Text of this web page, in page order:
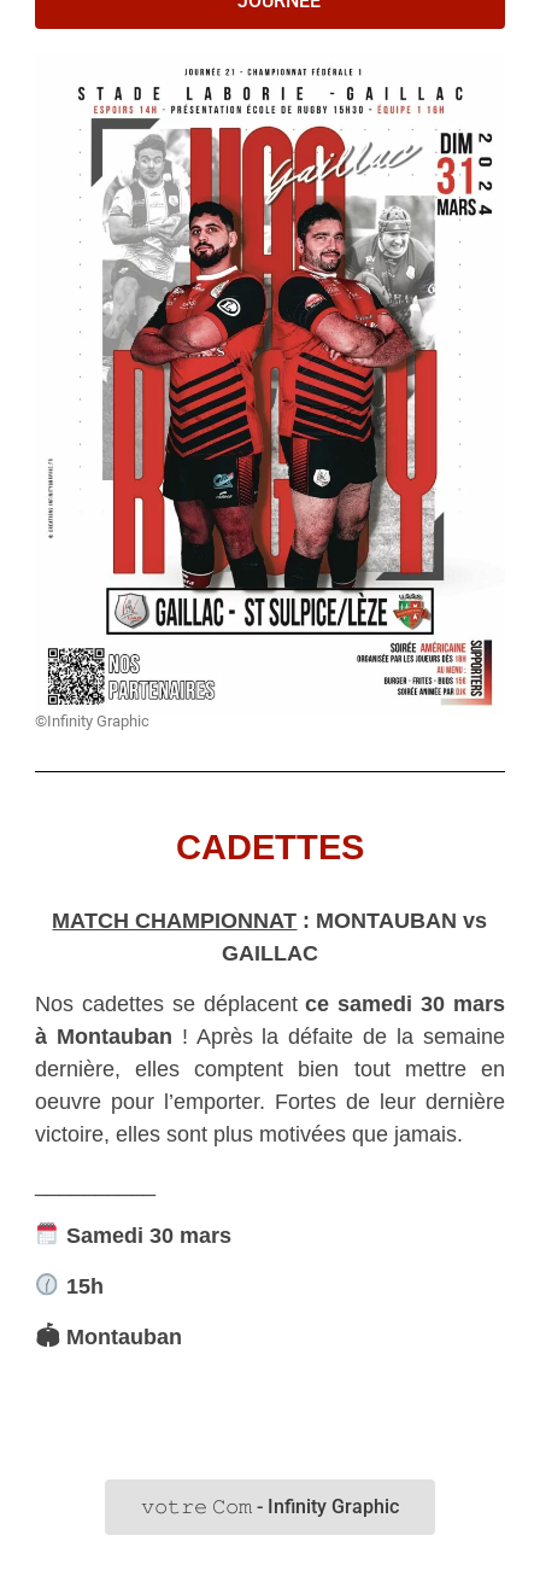
©Infinity Graphic
CADETTES
MATCH CHAMPIONNAT : MONTAUBAN vs
GAILLAC
Nos cadettes se déplacentce samedi 30 mars
à Montauban ! Après la défaite de la semaine
dernière, elles comptent bien tout mettre en
oeuvre pour l’emporter. Fortes de leur dernière
victoire, elles sont plus motivées que jamais.
Samedi 30 mars
15h
🏟 Montauban
𝚟𝚘𝚝𝚛𝚎 𝙲𝚘𝚖 - Infinity Graphic